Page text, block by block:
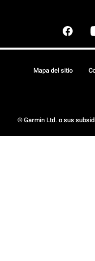
© Garmin Ltd. o sus
Mapa del sitio